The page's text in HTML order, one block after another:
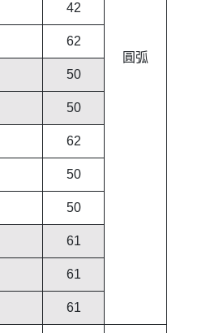
圓弧
42
62
50
50
62
50
50
61
61
61